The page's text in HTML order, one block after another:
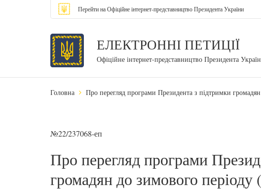
Перейти на Офіційне інтернет-представництво Президента України
ЕЛЕКТРОННІ ПЕТИЦІЇ
Офіційне інтернет-представництво Президента
Головна Про перегляд програми Президента з підтримки
№22/237068-еп
Про перегляд програми
громадян до зимового періоду